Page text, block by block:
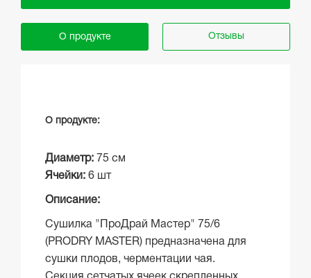
О продукте Отзывы
О продукте:
Диаметр: 75 см
Ячейки: 6 шт
Описание:
Сушилка "ПроДрай Мастер" 75/6
(PRODRY MASTER) предназначена для
сушки плодов, черментации чая.